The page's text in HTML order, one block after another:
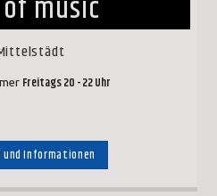
music
Freitags 20 - 22 Uhr
Informationen